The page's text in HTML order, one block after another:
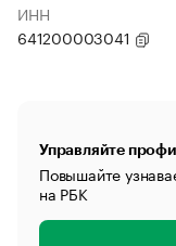
ИНН
641200003041
Управляйте
Повышайте
на РБК